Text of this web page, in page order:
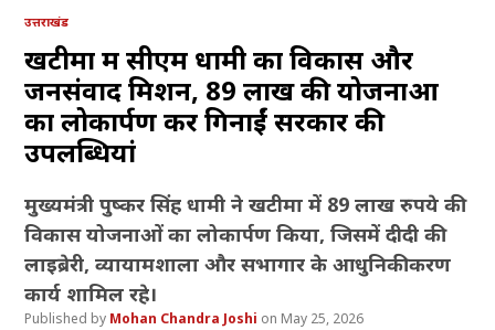
उत्तराखंड
खटीमा में सीएम धामी का विकास और
जनसंवाद मिशन, 89 लाख की योजनाओं
का लोकार्पण कर गिनाईं सरकार की
उपलब्धियां
मुख्यमंत्री पुष्कर सिंह धामी ने खटीमा में 89 लाख रुपये की
विकास योजनाओं का लोकार्पण किया, जिसमें दीदी की
लाइब्रेरी, व्यायामशाला और सभागार के आधुनिकीकरण
कार्य शामिल रहे।
Mohan Chandra Joshi May 25, 2026